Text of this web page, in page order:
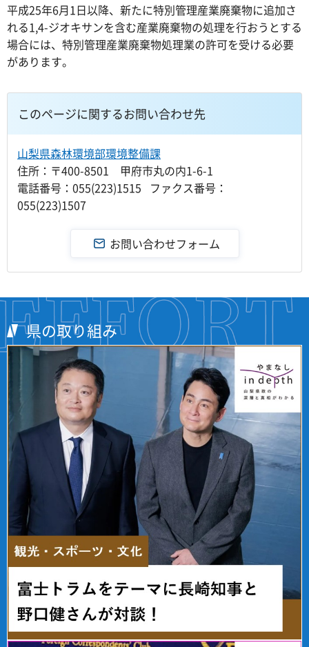
平成25年6月1日以降、新たに特別管理産業廃棄物に追加さ
れる1,4-ジオキサンを含む産業廃棄物の処理を行おうとする
場合には、特別管理産業廃棄物処理業の許可を受ける必要
があります。
このページに関するお問い合わせ先
山梨県森林環境部環境整備課
住所：〒400-8501 甲府市丸の内1-6-1
電話番号：055(223)1515 ファクス番号：
055(223)1507
県の取り組み